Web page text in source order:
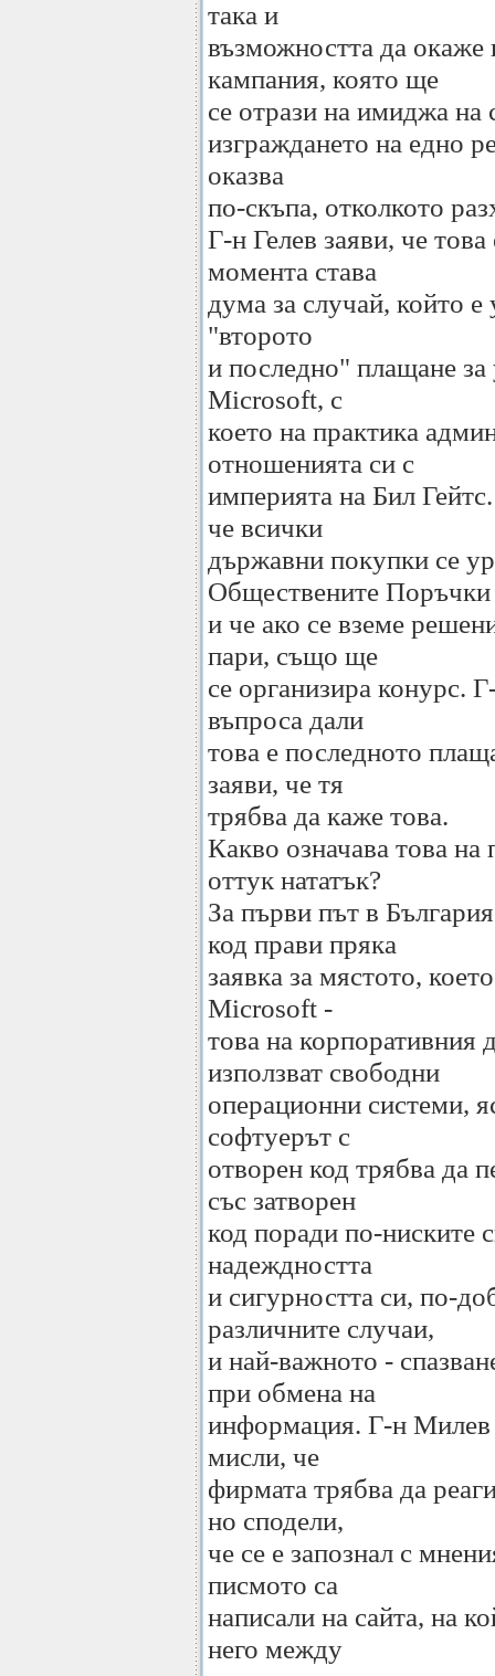
така и
възможността да окаже
кампания, която ще
се отрази на имиджа на
изграждането на едно
оказва
по-скъпа, отколкото
Г-н Гелев заяви, че
момента става
дума за случай, който
"второто
и последно" плащане за
Microsoft, с
което на практика
отношенията си с
империята на Бил
че всички
държавни покупки се
Обществените Поръчки
и че ако се вземе
пари, също ще
се организира конурс.
въпроса дали
това е последното
заяви, че тя
трябва да каже това.
Какво означава това на
оттук нататък?
За първи път в
код прави пряка
заявка за мястото,
Microsoft -
това на корпоративния
използват свободни
операционни системи,
софтуерът с
отворен код трябва да
със затворен
код поради по-ниските
надеждността
и сигурността си, по-
различните случаи,
и най-важното -
при обмена на
информация. Г-н Милев
мисли, че
фирмата трябва да
но сподели,
че се е запознал с
писмото са
написали на сайта, на
него между